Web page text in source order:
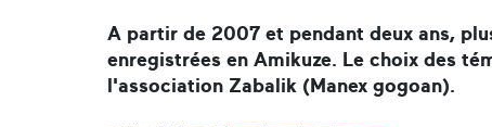
A partir de 2007 et pendant deux ans,
enregistrées en Amikuze. Le choix des
l'association Zabalik (Manex gogoan).